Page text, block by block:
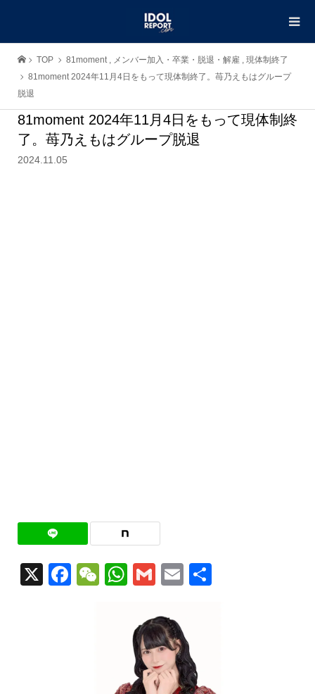
TOP 81moment , メンバー加入・卒業・脱退・解雇 , 現体制終了
81moment 2024年11月4日をもって現体制終了。苺乃えもはグループ
脱退
81moment 2024年11月4日をもって現体制終
了。苺乃えもはグループ脱退
2024.11.05
X Facebook
WeChat
WhatsApp
GmailEmail